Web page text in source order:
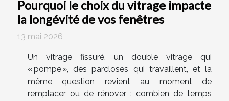
Pourquoi le choix du vitrage impacte
la longévité de vos fenêtres
13 mai 2026
Un vitrage fissuré, un double vitrage qui
« pompe », des parcloses qui travaillent, et la
même question revient au moment de
remplacer ou de rénover : combien de temps